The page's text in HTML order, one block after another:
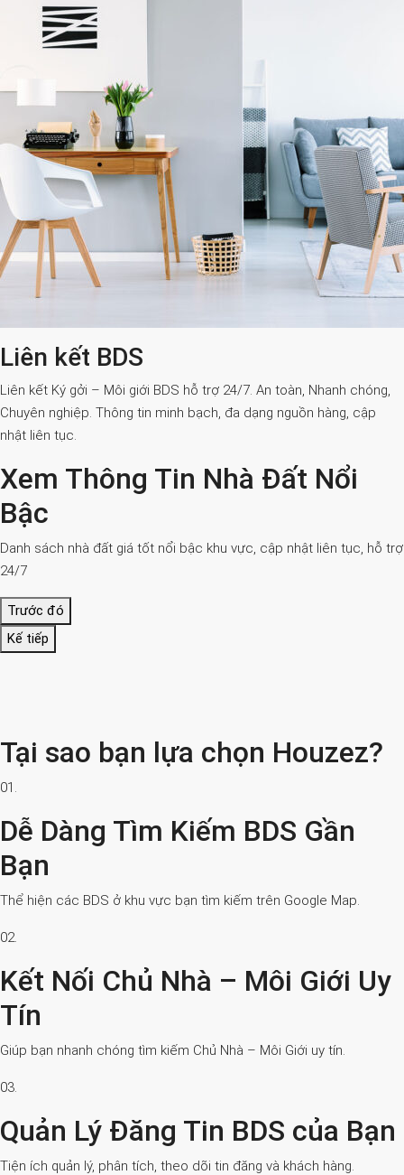
Liên kết BDS
Liên kết Ký gởi – Môi giới BDS hỗ trợ 24/7. An toàn, Nhanh chóng,
Chuyên nghiệp. Thông tin minh bạch, đa dạng nguồn hàng, cập
nhật liên tục.
Xem Thông Tin Nhà Đất Nổi
Bậc
Danh sách nhà đất giá tốt nổi bậc khu vực, cập nhật liên tục, hỗ trợ
24/7
Trước đó
Kế tiếp
Tại sao bạn lựa chọn Houzez?
01.
Dễ Dàng Tìm Kiếm BDS Gần
Bạn
Thể hiện các BDS ở khu vực bạn tìm kiếm trên Google Map.
02.
Kết Nối Chủ Nhà – Môi Giới Uy
Tín
Giúp bạn nhanh chóng tìm kiếm Chủ Nhà – Môi Giới uy tín.
03.
Quản Lý Đăng Tin BDS của Bạn
Tiện ích quản lý, phân tích, theo dõi tin đăng và khách hàng.